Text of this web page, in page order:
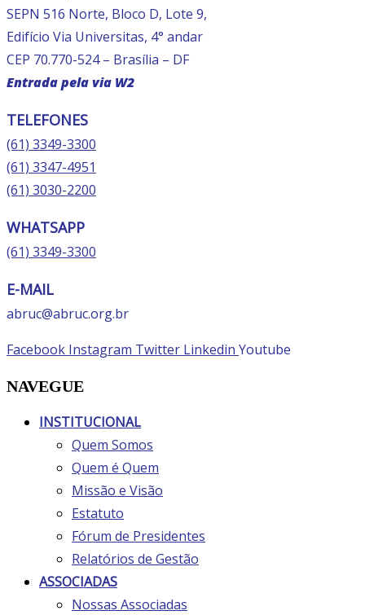
SEPN 516 Norte, Bloco D, Lote 9,
Edifício Via Universitas, 4° andar
CEP 70.770-524 – Brasília – DF
Entrada pela via W2
TELEFONES
(61) 3349-3300
(61) 3347-4951
(61) 3030-2200
WHATSAPP
(61) 3349-3300
E-MAIL
abruc@abruc.org.br
Facebook Instagram Twitter Linkedin Youtube
NAVEGUE
INSTITUCIONAL
Quem Somos
Quem é Quem
Missão e Visão
Estatuto
Fórum de Presidentes
Relatórios de Gestão
ASSOCIADAS
Nossas Associadas